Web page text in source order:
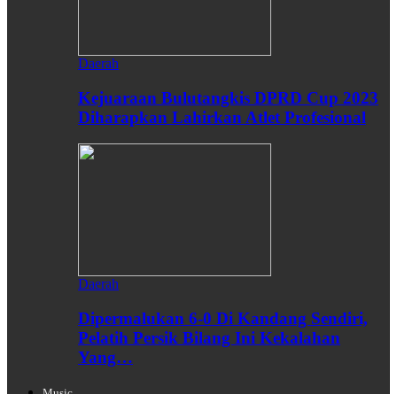
Daerah
Kejuaraan Bulutangkis DPRD Cup 2023
Diharapkan Lahirkan Atlet Profesional
Daerah
Dipermalukan 6-0 Di Kandang Sendiri,
Pelatih Persik Bilang Ini Kekalahan
Yang…